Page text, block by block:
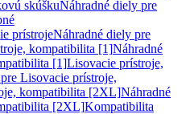
skúškuNáhradné diely pre
prístrojeNáhradné diely pre
kompatibilita [1]Náhradné
[1]Lisovacie prístroje,
Lisovacie prístroje,
kompatibilita [2XL]Náhradné
[2XL]Kompatibilita